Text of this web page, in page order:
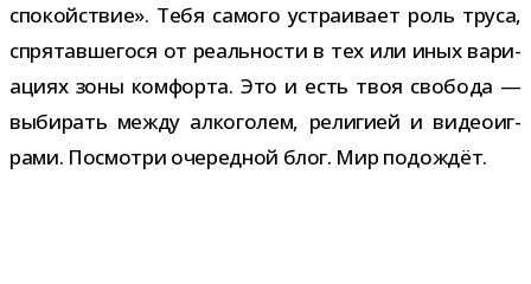
спо­кой­ствие». Тебя самого устра­и­вает роль труса,
спря­тав­ше­гося от реаль­но­сти в тех или иных вари­
а­циях зоны ком­форта. Это и есть твоя сво­бода —
выби­рать между алко­го­лем, рели­гией и видео­иг­
рами. Посмотри оче­ред­ной блог. Мир подождёт.